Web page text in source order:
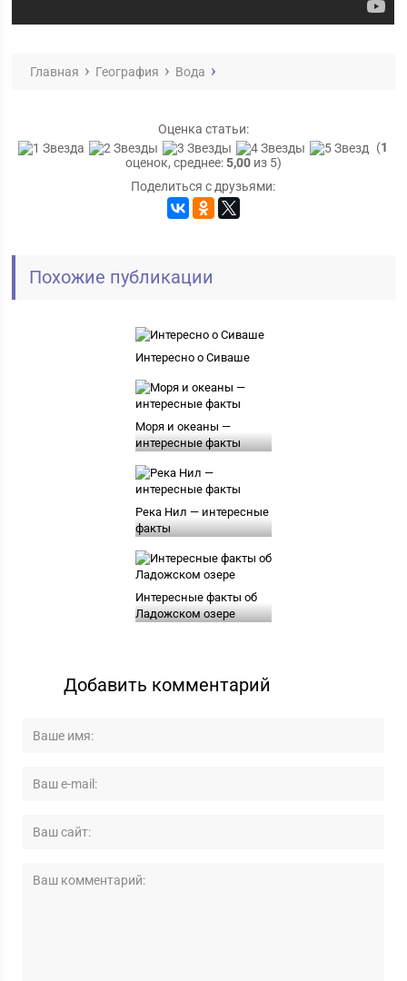
Главная География Вода
Оценка статьи:
(1
оценок, среднее:5,00из 5)
Поделиться с друзьями:
Похожие публикации
Интересно о Сиваше
Моря и океаны —
интересные факты
Река Нил — интересные
факты
Интересные факты об
Ладожском озере
Добавить комментарий